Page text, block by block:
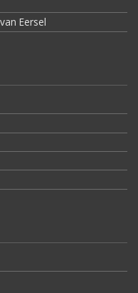
Eersel